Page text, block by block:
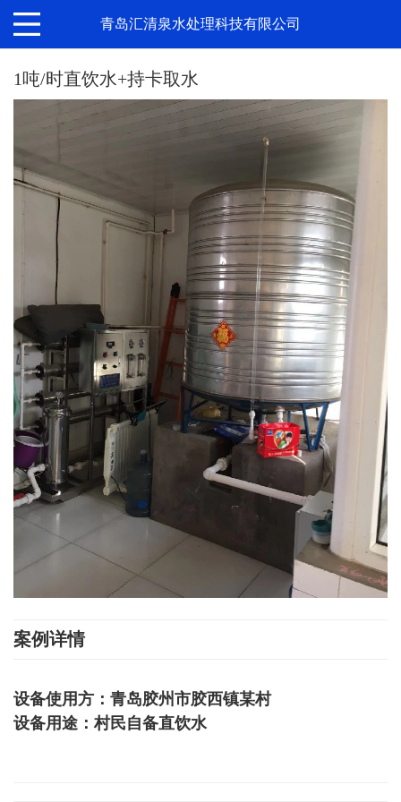
青岛汇清泉水处理科技有限公司
1吨/时直饮水+持卡取水
案例详情
设备使用方：青岛胶州市胶西镇某村
设备用途：村民自备直饮水